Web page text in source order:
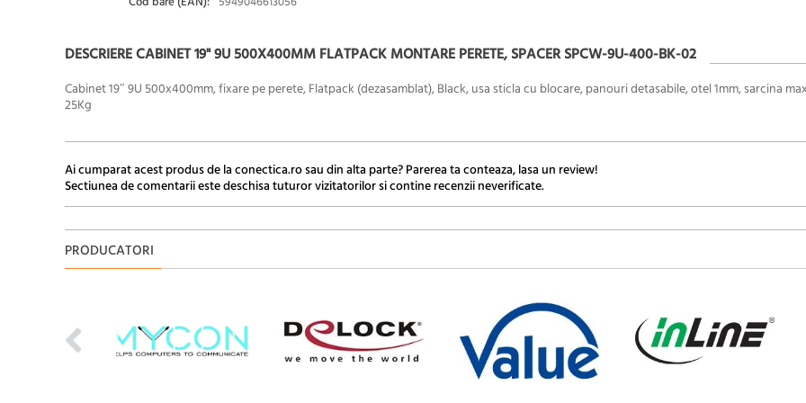
DESCRIERE CABINET 19" 9U 500X400MM FLATPACK MONTARE PERETE, SPACER SPCW-9U-400-BK-02
Cabinet 19″ 9U 500x400mm, fixare pe perete, Flatpack (dezasamblat), Black, usa sticla cu blocare, panouri detasabile, otel 1mm, sarcina
25Kg
Ai cumparat acest produs de la conectica.ro sau din alta parte? Parerea ta conteaza, lasa un review!
Sectiunea de comentarii este deschisa tuturor vizitatorilor si contine recenzii neverificate.
PRODUCATORI